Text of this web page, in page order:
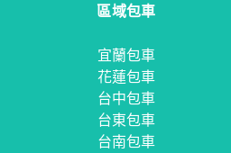
區域包車
宜蘭包車
花蓮包車
台中包車
台東包車
台南包車